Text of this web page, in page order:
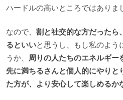
ハードルの高いところではありま
なので、 割と社交的な方だったら
るといいと思うし、もし私のよう
うか、 周りの人たちのエネルギー
先に満ちるさんと個人的にやりと
た方が、より安心して楽しめるか